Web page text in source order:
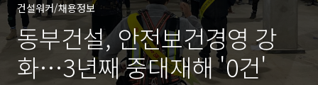
건설워커/채용정보
동부건설, 안전보건경영 강
화…3년째 중대재해 '0건'